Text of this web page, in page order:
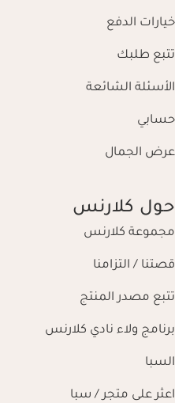
خيارات الدفع
تتبع طلبك
الأسئلة الشائعة
حسابي
عرض الجمال
حول كلارنس
مجموعة كلارنس
قصتنا / التزامنا
تتبع مصدر المنتج
برنامج ولاء نادي كلارنس
السبا
اعثر على متجر / سبا